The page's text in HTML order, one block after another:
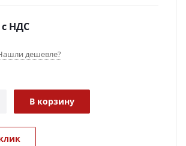
с НДС
дешевле?
В корзину